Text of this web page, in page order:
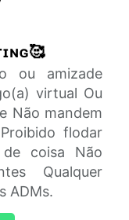
ou amizade
virtual Ou
Não mandem
flodar
coisa Não
Qualquer
ADMs.